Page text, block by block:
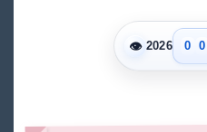
👁 2026
0
1
0
1